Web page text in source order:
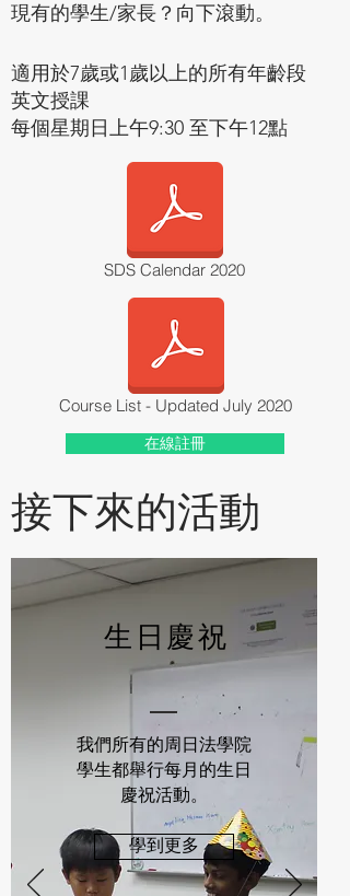
現有的學生/家長？向下滾動。
適用於7歲或1歲以上的所有年齡段
英文授課
每個星期日上午9:30 至下午12點
SDS Calendar 2020
Course List - Updated July 2020
在線註冊
接下來的活動
生日慶祝
我們所有的周日法學院
學生都舉行每月的生日
慶祝活動。
學到更多